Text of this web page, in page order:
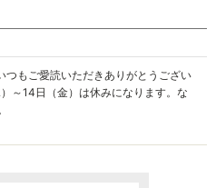
つもご愛読いただきありがとうござい
～14日（金）は休みになります。な